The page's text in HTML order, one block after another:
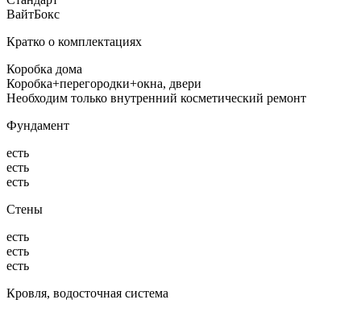
ВайтБокс
Кратко о комплектациях
Коробка дома
Коробка+перегородки+окна, двери
Необходим только внутренний косметический ремонт
Фундамент
есть
есть
есть
Стены
есть
есть
есть
Кровля, водосточная система